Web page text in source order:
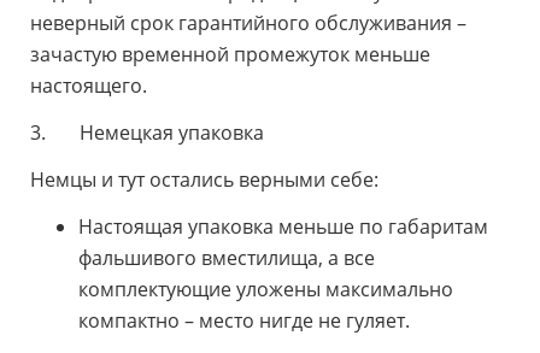
неверный срок гарантийного обслуживания –
зачастую временной промежуток меньше
настоящего.
3. Немецкая упаковка
Немцы и тут остались верными себе:
Настоящая упаковка меньше по габаритам
фальшивого вместилища, а все
комплектующие уложены максимально
компактно – место нигде не гуляет.